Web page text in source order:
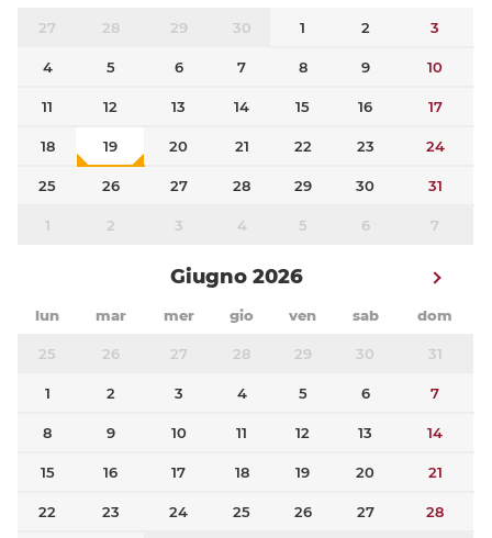
27 28 29 30 1 2 3
4 5 6 7 8 9 10
11 12 13 14 15 16 17
18 19 20 21 22 23 24
25 26 27 28 29 30 31
1 2 3 4 5 6 7
Giugno 2026
lun mar mer gio ven sab dom
25 26 27 28 29 30 31
1 2 3 4 5 6 7
8 9 10 11 12 13 14
15 16 17 18 19 20 21
22 23 24 25 26 27 28